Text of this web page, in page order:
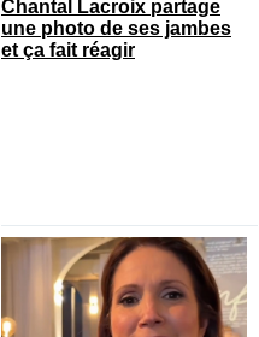
Chantal Lacroix partage
une photo de ses jambes
et ça fait réagir